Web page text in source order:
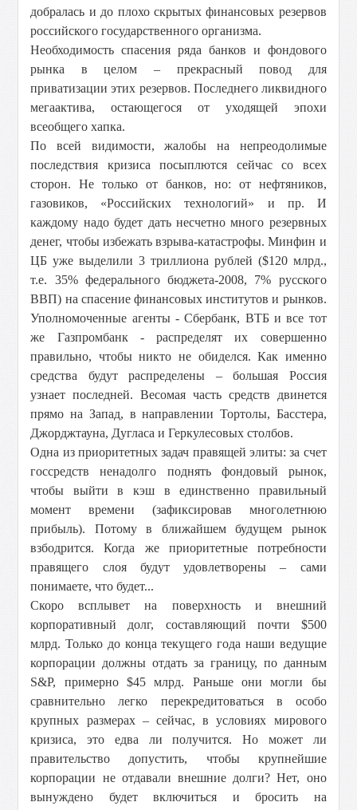
добралась и до плохо скрытых финансовых резервов
российского государственного организма.
Необходимость спасения ряда банков и фондового
рынка в целом – прекрасный повод для
приватизации этих резервов. Последнего ликвидного
мегаактива, остающегося от уходящей эпохи
всеобщего хапка.
По всей видимости, жалобы на непреодолимые
последствия кризиса посыплются сейчас со всех
сторон. Не только от банков, но: от нефтяников,
газовиков, «Российских технологий» и пр. И
каждому надо будет дать несчетно много резервных
денег, чтобы избежать взрыва-катастрофы. Минфин и
ЦБ уже выделили 3 триллиона рублей ($120 млрд.,
т.е. 35% федерального бюджета-2008, 7% русского
ВВП) на спасение финансовых институтов и рынков.
Уполномоченные агенты - Сбербанк, ВТБ и все тот
же Газпромбанк - распределят их совершенно
правильно, чтобы никто не обиделся. Как именно
средства будут распределены – большая Россия
узнает последней. Весомая часть средств двинется
прямо на Запад, в направлении Тортолы, Басстера,
Джорджтауна, Дугласа и Геркулесовых столбов.
Одна из приоритетных задач правящей элиты: за счет
госсредств ненадолго поднять фондовый рынок,
чтобы выйти в кэш в единственно правильный
момент времени (зафиксировав многолетнюю
прибыль). Потому в ближайшем будущем рынок
взбодрится. Когда же приоритетные потребности
правящего слоя будут удовлетворены – сами
понимаете, что будет...
Скоро всплывет на поверхность и внешний
корпоративный долг, составляющий почти $500
млрд. Только до конца текущего года наши ведущие
корпорации должны отдать за границу, по данным
S&P, примерно $45 млрд. Раньше они могли бы
сравнительно легко перекредитоваться в особо
крупных размерах – сейчас, в условиях мирового
кризиса, это едва ли получится. Но может ли
правительство допустить, чтобы крупнейшие
корпорации не отдавали внешние долги? Нет, оно
вынуждено будет включиться и бросить на